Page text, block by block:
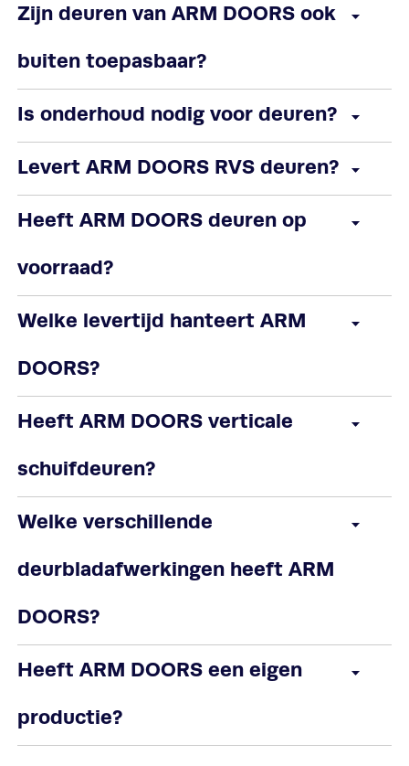
Zijn deuren van ARM DOORS ook
buiten toepasbaar?
Is onderhoud nodig voor deuren?
Levert ARM DOORS RVS deuren?
Heeft ARM DOORS deuren op
voorraad?
Welke levertijd hanteert ARM
DOORS?
Heeft ARM DOORS verticale
schuifdeuren?
Welke verschillende
deurbladafwerkingen heeft ARM
DOORS?
Heeft ARM DOORS een eigen
productie?